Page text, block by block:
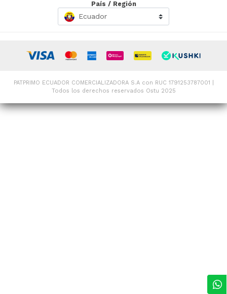
País / Región
Ecuador
PATPRIMO ECUADOR COMERCIALIZADORA S.A con RUC 1791253787001 |
Todos los derechos reservados Ostu 2025